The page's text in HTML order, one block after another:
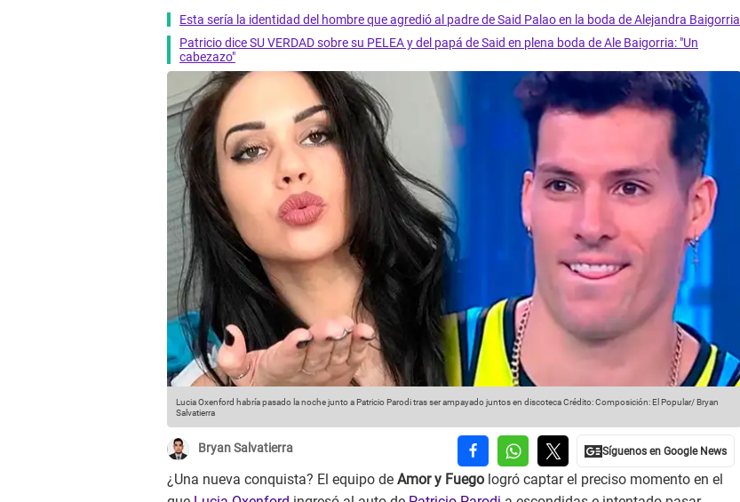
Esta sería la identidad del hombre que agredió al padre de Said Palao en la boda de Alejandra Baigorria
Patricio dice SU VERDAD sobre su PELEA y del papá de Said en plena boda de Ale Baigorria: "Un
cabezazo"
Lucia Oxenford habría pasado la noche junto a Patricio Parodi tras ser ampayado juntos en discotecaCrédito: Composición: El Popular/ Bryan
Salvatierra
Bryan Salvatierra
¿Una nueva conquista? El equipo de Amor y Fuego logró captar el preciso momento en el